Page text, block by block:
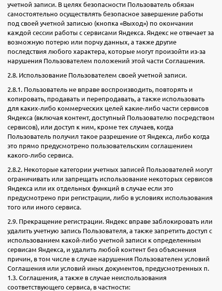
учетной записи. В целях безопасности Пользователь обязан
самостоятельно осуществлять безопасное завершение работы
под своей учетной записью (кнопка «Выход») по окончании
каждой сессии работы с сервисами Яндекса. Яндекс не отвечает за
возможную потерю или порчу данных, а также другие
последствия любого характера, которые могут произойти из-за
нарушения Пользователем положений этой части Соглашения.
2.8. Использование Пользователем своей учетной записи.
2.8.1. Пользователь не вправе воспроизводить, повторять и
копировать, продавать и перепродавать, а также использовать
для каких-либо коммерческих целей какие-либо части сервисов
Яндекса (включая контент, доступный Пользователю посредством
сервисов), или доступ к ним, кроме тех случаев, когда
Пользователь получил такое разрешение от Яндекса, либо когда
это прямо предусмотрено пользовательским соглашением
какого-либо сервиса.
2.8.2. Некоторые категории учетных записей Пользователей могут
ограничивать или запрещать использование некоторых сервисов
Яндекса или их отдельных функций в случае если это
предусмотрено при регистрации, либо в условиях использования
того или иного сервиса.
2.9. Прекращение регистрации. Яндекс вправе заблокировать или
удалить учетную запись Пользователя, а также запретить доступ с
использованием какой-либо учетной записи к определенным
сервисам Яндекса, и удалить любой контент без объяснения
причин, в том числе в случае нарушения Пользователем условий
Соглашения или условий иных документов, предусмотренных п.
1.3. Соглашения, а также в случае неиспользования
соответствующего сервиса, в частности: